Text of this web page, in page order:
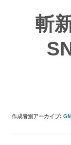
斬
作成者別アーカイブ: